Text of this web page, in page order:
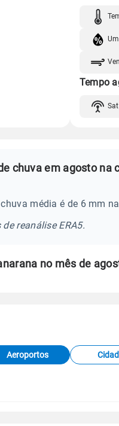
Tempo
chuva em agosto na
média é de 6 mm
reanálise ERA5.
no mês de
(CPTEC).
Aeroportos